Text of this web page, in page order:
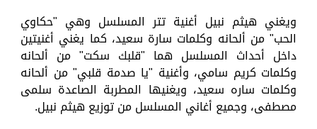
ويغني هيثم نبيل أغنية تتر المسلسل وهي "حكاوي
الحب" من ألحانه وكلمات سارة سعيد، كما يغني أغنيتين
داخل أحداث المسلسل هما "قلبك سكت" من ألحانه
وكلمات كريم سامي، وأغنية "يا صدمة قلبي" من ألحانه
وكلمات ساره سعيد، ويغنيها المطربة الصاعدة سلمى
مصطفى، وجميع أغاني المسلسل من توزيع هيثم نبيل.